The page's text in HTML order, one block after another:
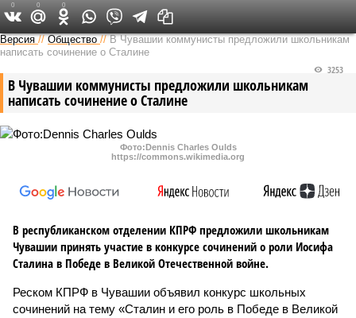
Версия в Чувашии
Версия //Общество //В Чувашии коммунисты предложили школьникам
написать сочинение о Сталине
В Чувашии коммунисты предложили школьникам
написать сочинение о Сталине
3253
Фото:Dennis Charles Oulds
https://commons.wikimedia.org
В республиканском отделении КПРФ предложили школьникам
Чувашии принять участие в конкурсе сочинений о роли Иосифа
Сталина в Победе в Великой Отечественной войне.
Реском КПРФ в Чувашии объявил конкурс школьных
сочинений на тему «Сталин и его роль в Победе в Великой
0 0 0